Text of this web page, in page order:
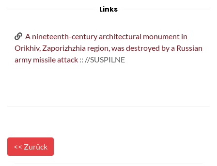
Links
A nineteenth-century architectural monument in
Orikhiv, Zaporizhzhia region, was destroyed by a Russian
army missile attack :: //SUSPILNE
<< Zurück